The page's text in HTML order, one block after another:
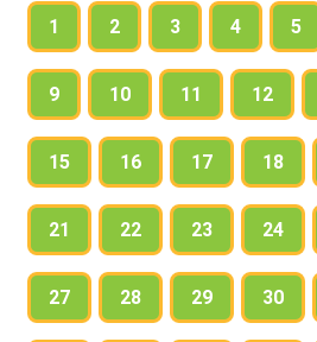
в предложениях главные члены.
1 2 3 4 5
9 10 11 12
15 16 17 18
21 22 23 24
27 28 29 30